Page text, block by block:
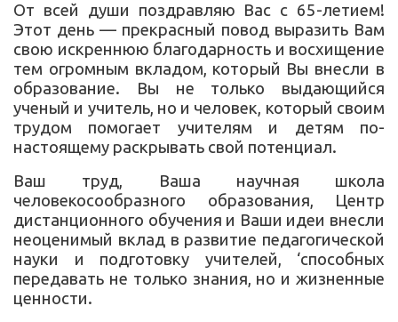
От всей души поздравляю Вас с 65-летием!
Этот день — прекрасный повод выразить Вам
свою искреннюю благодарность и восхищение
тем огромным вкладом, который Вы внесли в
образование. Вы не только выдающийся
ученый и учитель, но и человек, который своим
трудом помогает учителям и детям по-
настоящему раскрывать свой потенциал.
Ваш труд, Ваша научная школа
человекосообразного образования, Центр
дистанционного обучения и Ваши идеи внесли
неоценимый вклад в развитие педагогической
науки и подготовку учителей, ‘способных
передавать не только знания, но и жизненные
ценности.